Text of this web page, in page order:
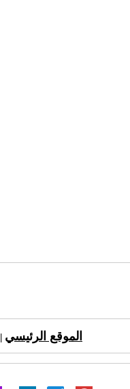
الموقع الرئيسي